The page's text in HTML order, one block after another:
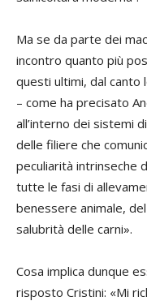
Ma se da parte dei
incontro quanto più
questi ultimi, dal
– come ha precisato
all’interno dei sistemi
delle filiere che
peculiarità intrinseche
tutte le fasi di
benessere animale,
salubrità delle carni».
Cosa implica dunque
risposto Cristini: «Mi